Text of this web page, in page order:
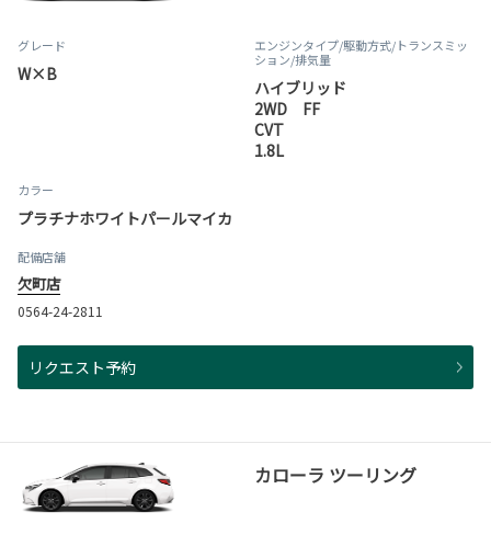
グレード
W×B
エンジンタイプ/駆動方式/トランスミッ
ション/排気量
ハイブリッド
2WD FF
CVT
1.8L
カラー
プラチナホワイトパールマイカ
配備店舗
欠町店
0564-24-2811
リクエスト予約
カローラ ツーリング